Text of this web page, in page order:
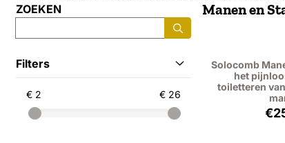
ZOEKEN
Filters
€ 2 € 26
Manen en
Solocomb
het
toiletteren